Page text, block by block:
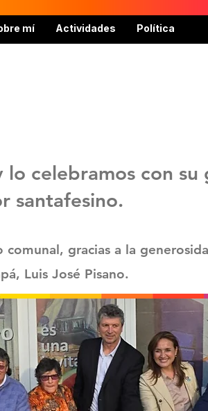
mí Actividades Política
celebramos con
santafesino.
comunal, gracias a la
Luis José Pisano.